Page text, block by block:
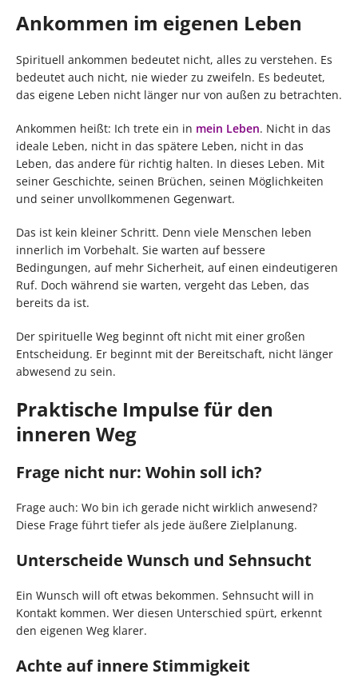
Ankommen im eigenen Leben
Spirituell ankommen bedeutet nicht, alles zu verstehen. Es
bedeutet auch nicht, nie wieder zu zweifeln. Es bedeutet,
das eigene Leben nicht länger nur von außen zu betrachten.
Ankommen heißt: Ich trete ein in mein Leben. Nicht in das
ideale Leben, nicht in das spätere Leben, nicht in das
Leben, das andere für richtig halten. In dieses Leben. Mit
seiner Geschichte, seinen Brüchen, seinen Möglichkeiten
und seiner unvollkommenen Gegenwart.
Das ist kein kleiner Schritt. Denn viele Menschen leben
innerlich im Vorbehalt. Sie warten auf bessere
Bedingungen, auf mehr Sicherheit, auf einen eindeutigeren
Ruf. Doch während sie warten, vergeht das Leben, das
bereits da ist.
Der spirituelle Weg beginnt oft nicht mit einer großen
Entscheidung. Er beginnt mit der Bereitschaft, nicht länger
abwesend zu sein.
Praktische Impulse für den
inneren Weg
Frage nicht nur: Wohin soll ich?
Frage auch: Wo bin ich gerade nicht wirklich anwesend?
Diese Frage führt tiefer als jede äußere Zielplanung.
Unterscheide Wunsch und Sehnsucht
Ein Wunsch will oft etwas bekommen. Sehnsucht will in
Kontakt kommen. Wer diesen Unterschied spürt, erkennt
den eigenen Weg klarer.
Achte auf innere Stimmigkeit